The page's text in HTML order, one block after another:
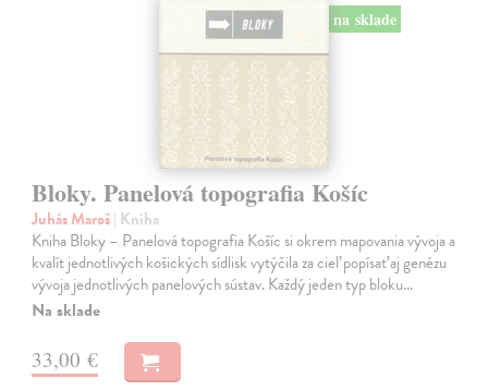
na sklade
Bloky. Panelová topografia Košíc
Juhás Maroš| Kniha
Kniha Bloky – Panelová topografia Košíc si okrem mapovania vývoja a
kvalít jednotlivých košických sídlisk vytýčila za cieľ popísať aj genézu
vývoja jednotlivých panelových sústav. Každý jeden typ bloku…
Na sklade
33,00 €